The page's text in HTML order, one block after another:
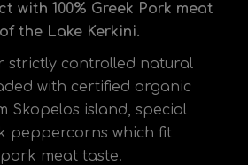
with 100% Greek Pork meat
the Lake Kerkini.
strictly controlled natural
with certified organic
Skopelos island, special
peppercorns which fit
meat taste.